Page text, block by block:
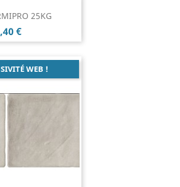
25KG
€
WEB !